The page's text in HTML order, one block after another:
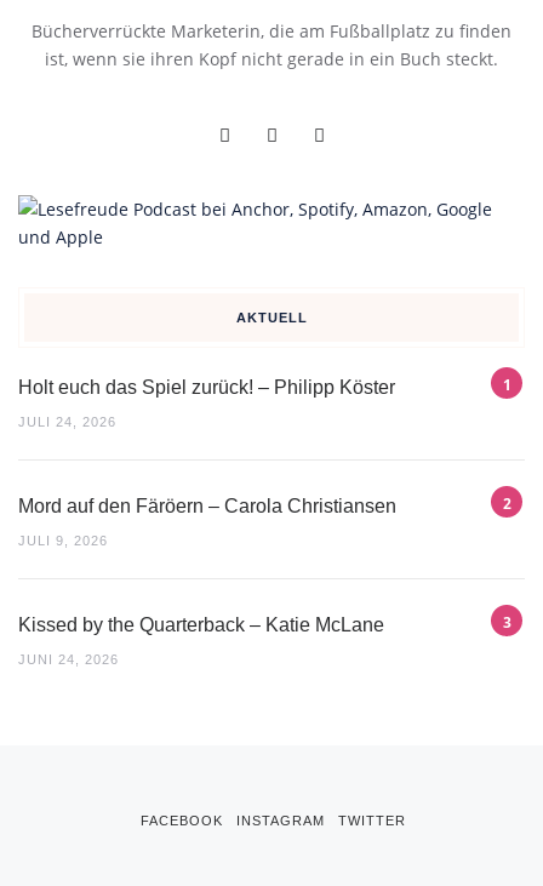
Bücherverrückte Marketerin, die am Fußballplatz zu finden
ist, wenn sie ihren Kopf nicht gerade in ein Buch steckt.
AKTUELL
Holt euch das Spiel zurück! – Philipp Köster
JULI 24, 2026
Mord auf den Färöern – Carola Christiansen
JULI 9, 2026
Kissed by the Quarterback – Katie McLane
JUNI 24, 2026
FACEBOOK INSTAGRAM TWITTER